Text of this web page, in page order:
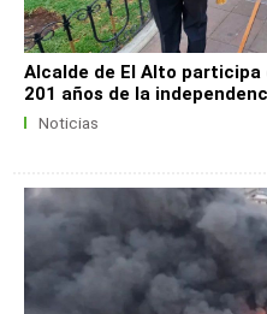
Alcalde de El Alto
201 años de la
Noticias